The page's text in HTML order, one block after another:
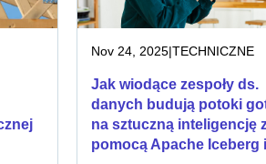
Nov 24, 2025|TECHNICZNE
Jak wiodące zespoły ds.
danych budują potoki
na sztuczną inteligencję
pomocą Apache Iceberg